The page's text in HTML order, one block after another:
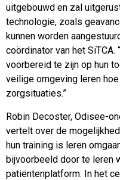
uitgebouwd en zal
technologie, zoals
kunnen worden
coördinator van het
voorbereid te zijn op hun
veilige omgeving leren
zorgsituaties.”
Robin Decoster, Odisee-
vertelt over de
hun training is leren
bijvoorbeeld door te leren
patiëntenplatform. In het